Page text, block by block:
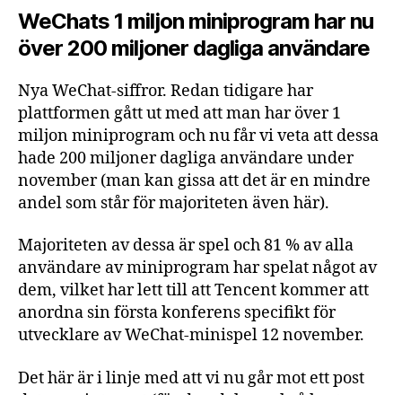
WeChats 1 miljon miniprogram har nu
över 200 miljoner dagliga användare
Nya WeChat-siffror. Redan tidigare har
plattformen gått ut med att man har över 1
miljon miniprogram och nu får vi veta att dessa
hade 200 miljoner dagliga användare under
november (man kan gissa att det är en mindre
andel som står för majoriteten även här).
Majoriteten av dessa är spel och 81 % av alla
användare av miniprogram har spelat något av
dem, vilket har lett till att Tencent kommer att
anordna sin första konferens specifikt för
utvecklare av WeChat-minispel 12 november.
Det här är i linje med att vi nu går mot ett post